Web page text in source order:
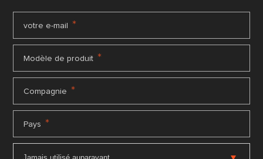
votre e-mail *
Modèle de produit *
Compagnie *
Pays *